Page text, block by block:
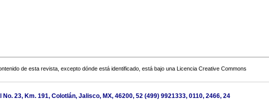
de esta revista, excepto dónde está identificado, está bajo una Licencia Creative Commons
23, Km. 191, Colotlán, Jalisco, MX, 46200, 52 (499) 9921333, 0110, 2466, 24